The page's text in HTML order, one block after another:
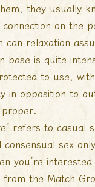
they usually
on the
can relaxation
base is quite
to use,
in opposition to
refers to
consensual sex
you’re
from the Match